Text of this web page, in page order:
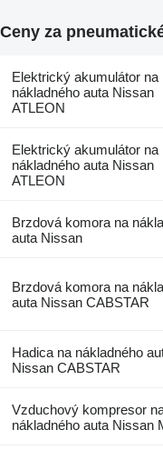
Ceny za
Elektrický akumulátor na
nákladného auta Nissan
ATLEON
Elektrický akumulátor na
nákladného auta Nissan
ATLEON
Brzdová komora na
auta Nissan
Brzdová komora na
auta Nissan CABSTAR
Hadica na nákladného
Nissan CABSTAR
Vzduchový kompresor
nákladného auta Nissan